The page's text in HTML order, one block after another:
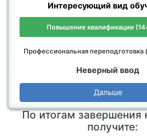
Интересующий вид
Повышение квалификации
Профессиональная переподготовка
Неверный ввод
Дальше
По итогам завершения
получите: